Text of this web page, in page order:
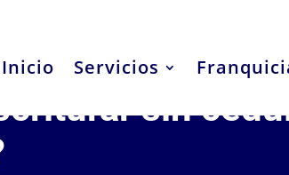
Inicio Servicios
sin